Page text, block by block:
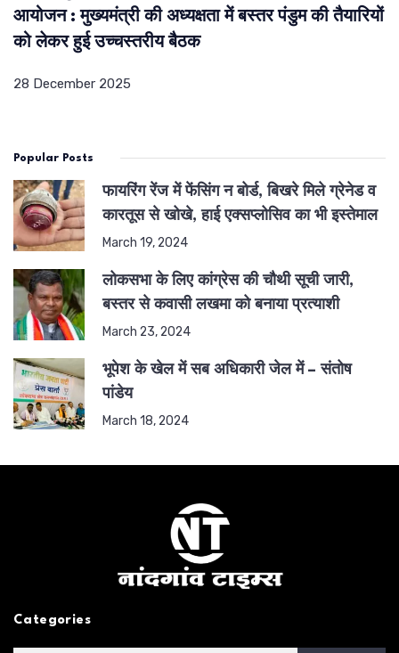
आयोजन : मुख्यमंत्री की अध्यक्षता में बस्तर पंडुम की तैयारियों
को लेकर हुई उच्चस्तरीय बैठक
28 December 2025
Popular Posts
फायरिंग रेंज में फेंसिंग न बोर्ड, बिखरे मिले ग्रेनेड व
कारतूस से खोखे, हाई एक्सप्लोसिव का भी इस्तेमाल
March 19, 2024
लोकसभा के लिए कांग्रेस की चौथी सूची जारी,
बस्तर से कवासी लखमा को बनाया प्रत्याशी
March 23, 2024
भूपेश के खेल में सब अधिकारी जेल में – संतोष
पांडेय
March 18, 2024
Categories